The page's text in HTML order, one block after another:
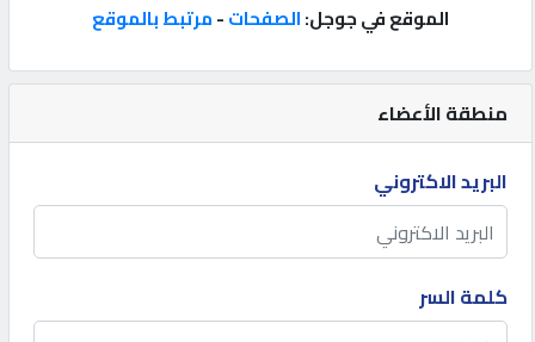
كيو
نمبر
كيو
كارز
منطقة الأعضاء
البريد الاكتروني
كلمة السر
الموقع في جوجل:الصفحات-مرتبط بالموقع